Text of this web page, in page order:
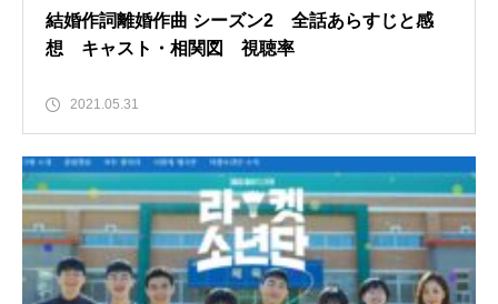
結婚作詞離婚作曲 シーズン2 全話あらすじと感
想 キャスト・相関図 視聴率
2021.05.31